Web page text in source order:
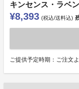
キンセンス・ラベ
¥8,393 (税込/送料込)
ご提供予定時期：ご注文